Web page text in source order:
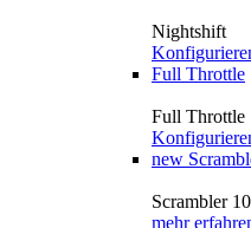
Nightshift
Full Throttle
Full Throttle
new
Scrambler
mehr